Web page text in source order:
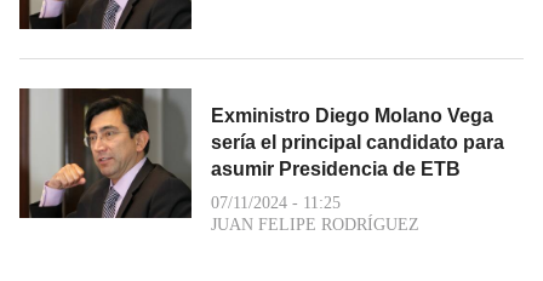
Exministro Diego Molano Vega
sería el principal candidato para
asumir Presidencia de ETB
07/11/2024 - 11:25
JUAN FELIPE RODRÍGUEZ